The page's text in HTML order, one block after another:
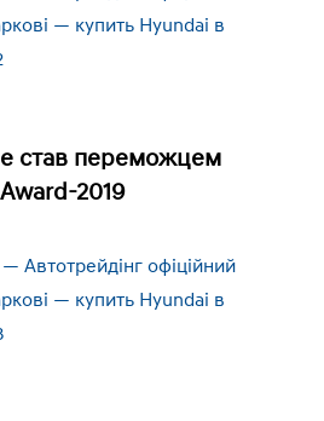
став переможцем
2019